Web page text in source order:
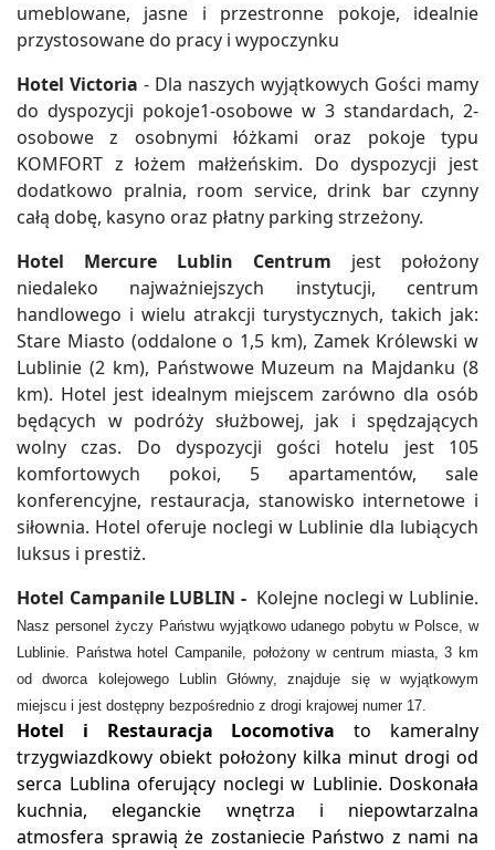
umeblowane, jasne i przestronne pokoje, idealnie
przystosowane do pracy i wypoczynku
Hotel Victoria - Dla naszych wyjątkowych Gości mamy
do dyspozycji pokoje1-osobowe w 3 standardach, 2-
osobowe z osobnymi łóżkami oraz pokoje typu
KOMFORT z łożem małżeńskim. Do dyspozycji jest
dodatkowo pralnia, room service, drink bar czynny
całą dobę, kasyno oraz płatny parking strzeżony.
Hotel Mercure Lublin Centrum jest położony
niedaleko najważniejszych instytucji, centrum
handlowego i wielu atrakcji turystycznych, takich jak:
Stare Miasto (oddalone o 1,5 km), Zamek Królewski w
Lublinie (2 km), Państwowe Muzeum na Majdanku (8
km). Hotel jest idealnym miejscem zarówno dla osób
będących w podróży służbowej, jak i spędzających
wolny czas. Do dyspozycji gości hotelu jest 105
komfortowych pokoi, 5 apartamentów, sale
konferencyjne, restauracja, stanowisko internetowe i
siłownia. Hotel oferuje noclegi w Lublinie dla lubiących
luksus i prestiż.
Hotel Campanile LUBLIN - Kolejne noclegi w Lublinie.
Nasz personel życzy Państwu wyjątkowo udanego pobytu w Polsce, w
Lublinie. Państwa hotel Campanile, położony w centrum miasta, 3 km
od dworca kolejowego Lublin Główny, znajduje się w wyjątkowym
miejscu i jest dostępny bezpośrednio z drogi krajowej numer 17.
Hotel i Restauracja Locomotiva to kameralny
trzygwiazdkowy obiekt położony kilka minut drogi od
serca Lublina oferujący noclegi w Lublinie. Doskonała
kuchnia, eleganckie wnętrza i niepowtarzalna
atmosfera sprawią że zostaniecie Państwo z nami na